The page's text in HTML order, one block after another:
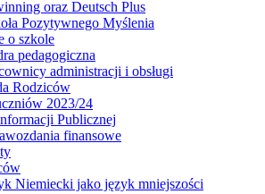
oraz Deutsch Plus
Pozytywnego Myślenia
o szkole
pedagogiczna
administracji i obsługi
Rodziców
2023/24
Publicznej
finansowe
Niemiecki jako język mniejszości